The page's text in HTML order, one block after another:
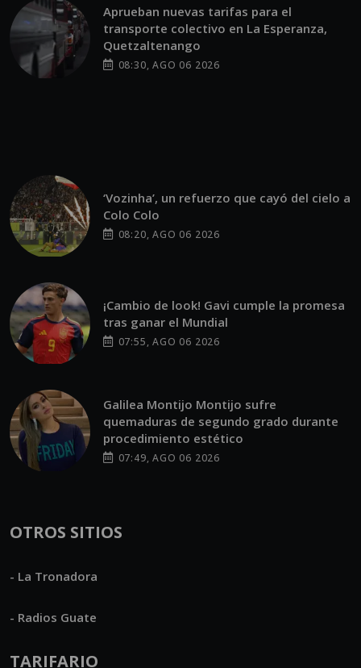
Aprueban nuevas tarifas para el
transporte colectivo en La Esperanza,
Quetzaltenango
08:30, AGO 06 2026
‘Vozinha’, un refuerzo que cayó del cielo a
Colo Colo
08:20, AGO 06 2026
¡Cambio de look! Gavi cumple la promesa
tras ganar el Mundial
07:55, AGO 06 2026
Galilea Montijo Montijo sufre
quemaduras de segundo grado durante
procedimiento estético
07:49, AGO 06 2026
OTROS SITIOS
- La Tronadora
- Radios Guate
TARIFARIO